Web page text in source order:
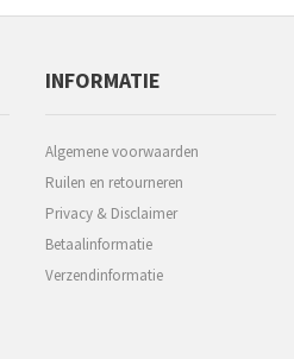
INFORMATIE
Algemene voorwaarden
Ruilen en retourneren
Privacy & Disclaimer
Betaalinformatie
Verzendinformatie